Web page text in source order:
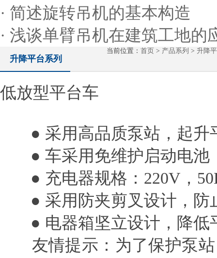
· 简述旋转吊机的基本构造
· 浅谈单臂吊机在建筑工地的
升降平台系列
当前位置： 首页 > 产品系列 > 升降
低放型平台车
● 采用高品质泵站，起升
● 车采用免维护启动电池
● 充电器规格：220V，
● 采用防夹剪叉设计，防
● 电器箱坚立设计，降低
友情提示：为了保护泵站